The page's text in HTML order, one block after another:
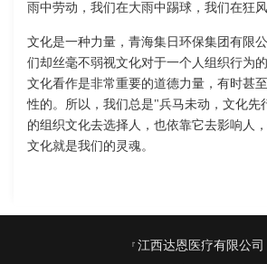
雨中劳动，我们在大雨中踢球，我们在
文化是一种力量，青海集日环保集团有限
们却丝毫不弱视文化对于一个人组织行为
文化看作是非常重要的道德力量，有时甚
性的。所以，我们总是"兵马未动，文化先
的组织文化去选择人，也依靠它去影响人
文化就是我们的灵魂。
江西达恩医疗有限公司